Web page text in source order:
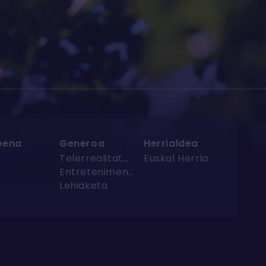
Generoa
Telerrealitatea
Entretenimendua
Lehiaketa
Herrialdea
Euskal Herria